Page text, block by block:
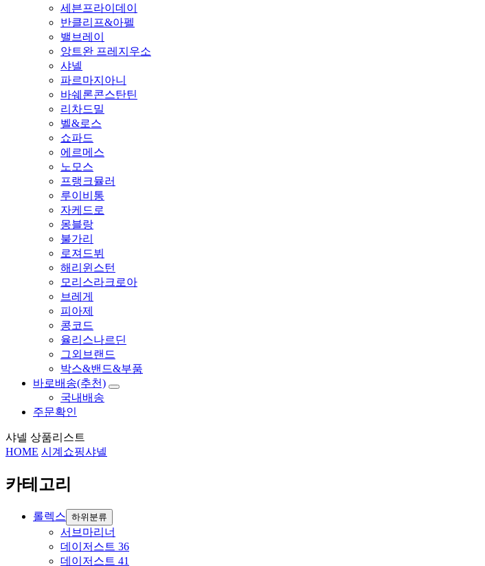
세븐프라이데이
반클리프&아펠
밸브레이
앙트완 프레지우소
샤넬
파르마지아니
바쉐론콘스탄틴
리차드밀
벨&로스
쇼파드
에르메스
노모스
프랭크뮬러
루이비통
자케드로
몽블랑
불가리
로져드뷔
해리윈스턴
모리스라크로아
브레게
피아제
콩코드
율리스나르딘
그외브랜드
박스&밴드&부품
바로배송(추천)
국내배송
주문확인
샤넬 상품리스트
HOME 시계쇼핑샤넬
카테고리
롤렉스 하위분류
서브마리너
데이저스트 36
데이저스트 41